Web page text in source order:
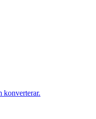
konverterar.